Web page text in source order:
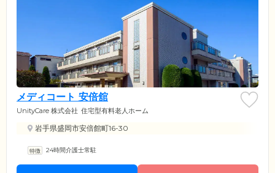
メディコート 安倍舘
UnityCare 株式会社 住宅型有料老人ホーム
岩手県盛岡市安倍館町16-30
24時間介護士常駐